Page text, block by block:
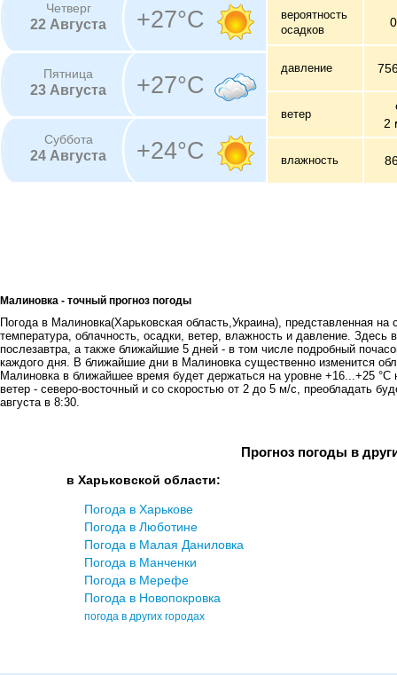
Четверг
22 Августа +27°C
Пятница
23 Августа +27°C
Суббота
24 Августа +24°C
вероятность
осадков
давление
ветер
2
влажность
Малиновка - точный прогноз погоды
Погода в Малиновка(Харьковская область,Украина), представленная
температура, облачность, осадки, ветер, влажность и давление. Здесь
послезавтра, а также ближайшие 5 дней - в том числе подробный
каждого дня. В ближайшие дни в Малиновка существенно изменится
Малиновка в ближайшее время будет держаться на уровне +16...+25
ветер - северо-восточный и со скоростью от 2 до 5 м/с, преобладать
августа в 8:30.
Прогноз погоды в
в Харьковской области:
Погода в Харькове
Погода в Люботине
Погода в Малая Даниловка
Погода в Манченки
Погода в Мерефе
Погода в Новопокровка
погода в других городах